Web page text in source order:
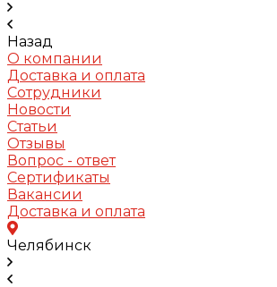
Назад
О компании
Доставка и оплата
Сотрудники
Новости
Статьи
Отзывы
Вопрос - ответ
Сертификаты
Вакансии
Доставка и оплата
Челябинск